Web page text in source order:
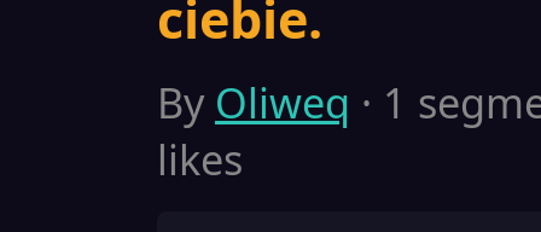
ciebie.
By Oliweq · 1
likes